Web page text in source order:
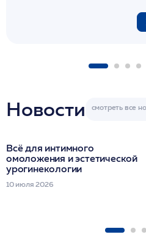
Новости
Всё для интимного
омоложения и эстетической
урогинекологии
10 июля 2026